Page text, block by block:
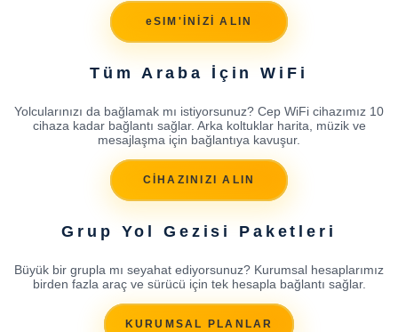
eSIM'İNİZİ ALIN
Tüm Araba İçin WiFi
Yolcularınızı da bağlamak mı istiyorsunuz? Cep WiFi cihazımız 10
cihaza kadar bağlantı sağlar. Arka koltuklar harita, müzik ve
mesajlaşma için bağlantıya kavuşur.
CİHAZINIZI ALIN
Grup Yol Gezisi Paketleri
Büyük bir grupla mı seyahat ediyorsunuz? Kurumsal hesaplarımız
birden fazla araç ve sürücü için tek hesapla bağlantı sağlar.
KURUMSAL PLANLAR